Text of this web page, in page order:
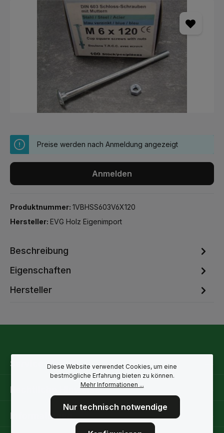
Bildergalerie überspringen
Preise werden nach Anmeldung angezeigt
Anmelden
Produktnummer: 1VBHSS603V6X120
Hersteller: EVG Holz Eigenimport
Beschreibung
Eigenschaften
Hersteller
Service-Hotline
Rechtliche Hinweise
Informationen
Diese Website verwendet Cookies, um eine
bestmögliche Erfahrung bieten zu können.
Mehr Informationen ...
Nur technisch notwendige